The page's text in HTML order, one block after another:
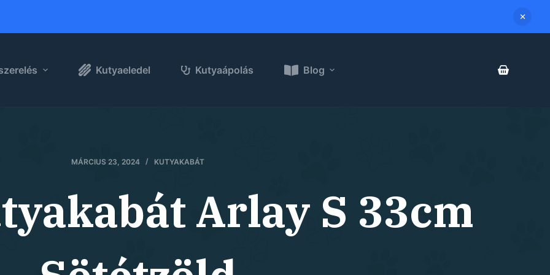
Kutyaeledel Kutyaápolás Blog
MÁRCIUS 23, 2024 KUTYAKABÁT
Arlay S 33cm